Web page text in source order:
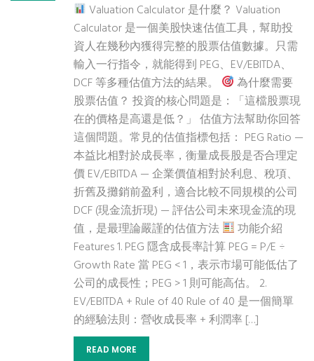
Valuation Calculator 是什麼？ Valuation
Calculator 是一個美股快速估值工具，幫助投
資人在幾秒內獲得完整的股票估值數據。只需
輸入一行指令，就能得到 PEG、EV/EBITDA、
DCF 等多種估值方法的結果。
為什麼需要
股票估值？ 投資的核心問題是：「這檔股票現
在的價格是高還是低？」 估值方法幫助你回答
這個問題。常見的估值指標包括： PEG Ratio —
本益比相對於成長率，衡量成長股是否合理定
價 EV/EBITDA — 企業價值相對於利息、稅項、
折舊及攤銷前盈利，適合比較不同規模的公司
DCF (現金流折現) — 評估公司未來現金流的現
值，是最理論嚴謹的估值方法
功能介紹
Features 1. PEG 隱含成長率計算 PEG = P/E ÷
Growth Rate 當 PEG < 1，表示市場可能低估了
公司的成長性；PEG > 1 則可能高估。 2.
EV/EBITDA + Rule of 40 Rule of 40 是一個簡單
的經驗法則：營收成長率 + 利潤率 […]
READ MORE